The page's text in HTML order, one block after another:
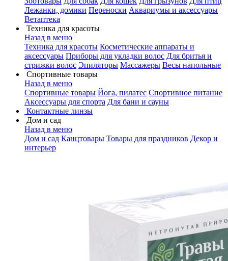
Лежанки, домики Переноски Аквариумы и аксессуары
Ветаптека
Техника для красоты
Назад в меню
Техника для красоты Косметические аппараты и
аксессуары Приборы для укладки волос Для бритья и
стрижки волос Эпиляторы Массажеры Весы напольные
Спортивные товары
Назад в меню
Спортивные товары Йога, пилатес Спортивное питание
Аксессуары для спорта Для бани и сауны
Контактные линзы
Дом и сад
Назад в меню
Дом и сад Канцтовары Товары для праздников Декор и
интерьер